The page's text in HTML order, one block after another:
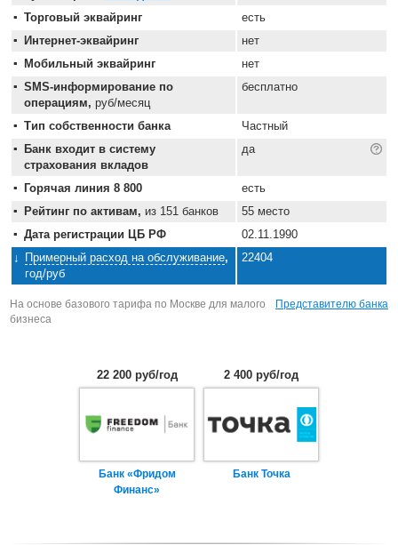
Торговый эквайринг
есть
Интернет-эквайринг
нет
Мобильный эквайринг
нет
SMS-информирование по
операциям, руб/месяц
бесплатно
Тип собственности банка
Частный
Банк входит в систему
страхования вкладов
да
Горячая линия 8 800
есть
Рейтинг по активам, из 151 банков
55 место
Дата регистрации ЦБ РФ
02.11.1990
Примерный расход на обслуживание,
год/руб
22404
На основе базового тарифа по Москве для малого
бизнеса
Представителю банка
22 200 руб/год
Банк «Фридом
Финанс»
2 400 руб/год
Банк Точка